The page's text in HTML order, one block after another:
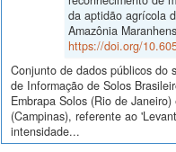
da aptidão agrícola
Amazônia
https://doi.org/
Conjunto de dados públicos do
de Informação de Solos
Embrapa Solos (Rio de
(Campinas), referente ao
intensidade...